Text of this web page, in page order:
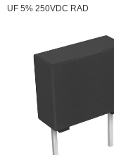
UF 5% 250VDC RAD